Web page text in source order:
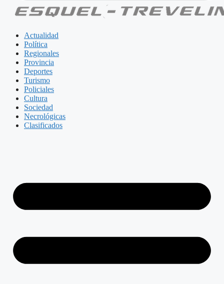
Actualidad
Política
Regionales
Provincia
Deportes
Turismo
Policiales
Cultura
Sociedad
Necrológicas
Clasificados